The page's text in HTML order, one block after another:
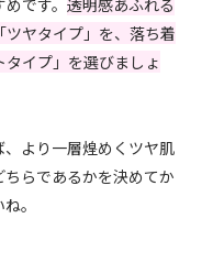
ヤタイプ」を、落ち着
イプ」を選びましょ
より一層煌めくツヤ肌
らであるかを決めてか
。